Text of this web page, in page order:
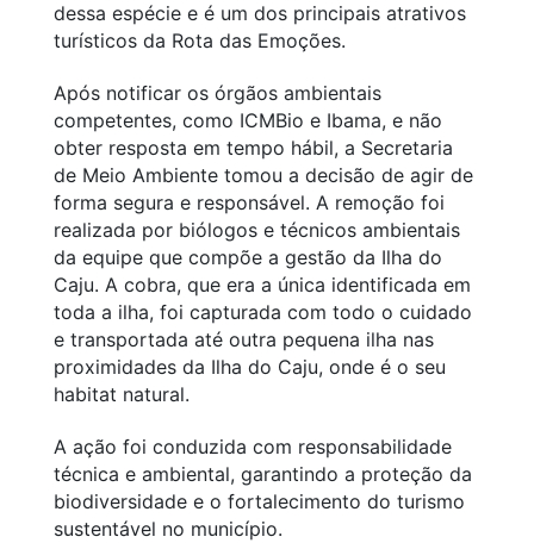
dessa espécie e é um dos principais atrativos
turísticos da Rota das Emoções.
Após notificar os órgãos ambientais
competentes, como ICMBio e Ibama, e não
obter resposta em tempo hábil, a Secretaria
de Meio Ambiente tomou a decisão de agir de
forma segura e responsável. A remoção foi
realizada por biólogos e técnicos ambientais
da equipe que compõe a gestão da Ilha do
Caju. A cobra, que era a única identificada em
toda a ilha, foi capturada com todo o cuidado
e transportada até outra pequena ilha nas
proximidades da Ilha do Caju, onde é o seu
habitat natural.
A ação foi conduzida com responsabilidade
técnica e ambiental, garantindo a proteção da
biodiversidade e o fortalecimento do turismo
sustentável no município.